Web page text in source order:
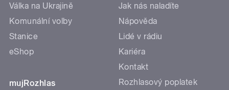
Válka na Ukrajině
Komunální volby
Stanice
eShop
mujRozhlas
Jak nás naladíte
Nápověda
Lidé v rádiu
Kariéra
Kontakt
Rozhlasový poplatek